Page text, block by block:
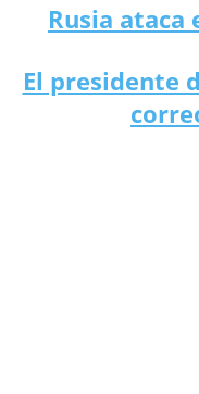
Rusia ataca
El presidente